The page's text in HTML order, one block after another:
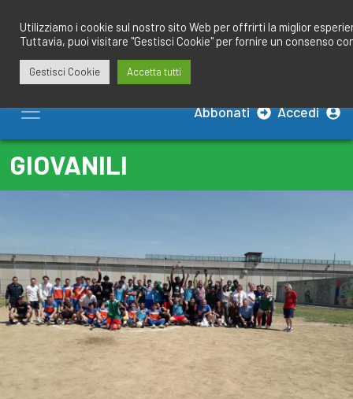
contenuto
Abbonati Accedi
GIOVANILI
Utilizziamo i cookie sul nostro sito Web per offrirti la miglior
Tuttavia, puoi visitare "Gestisci Cookie" per fornire un consenso
Gestisci Cookie Accetta tutti